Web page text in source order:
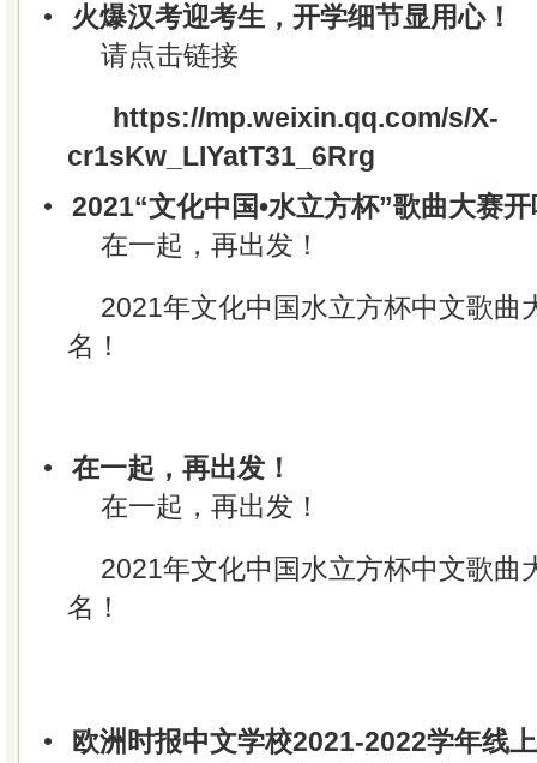
•
火爆汉考迎考生，开学细节显用心！
请点击链接
https://mp.weixin.qq.com/s/X-
cr1sKw_LIYatT31_6Rrg
•
2021“文化中国•水立方杯”歌曲大赛
在一起，再出发！
2021年文化中国水立方杯中文歌曲
名！
•
在一起，再出发！
在一起，再出发！
2021年文化中国水立方杯中文歌曲
名！
•
欧洲时报中文学校2021-2022学年线